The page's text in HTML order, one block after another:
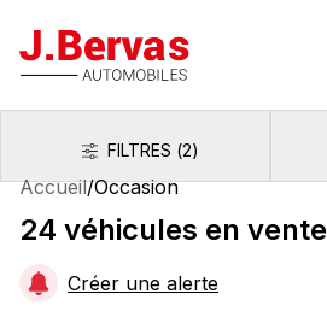
J.Bervas
FiltresFILTRES (2)
Accueil/Occasion
24 véhicules en vente
Créer une alerte